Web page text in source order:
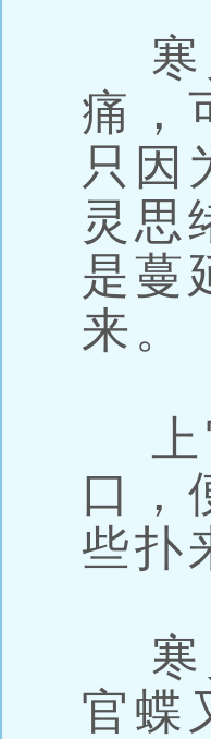
寒
痛，
只因
灵思
是蔓
来。
上
口，
些扑
寒
官蝶